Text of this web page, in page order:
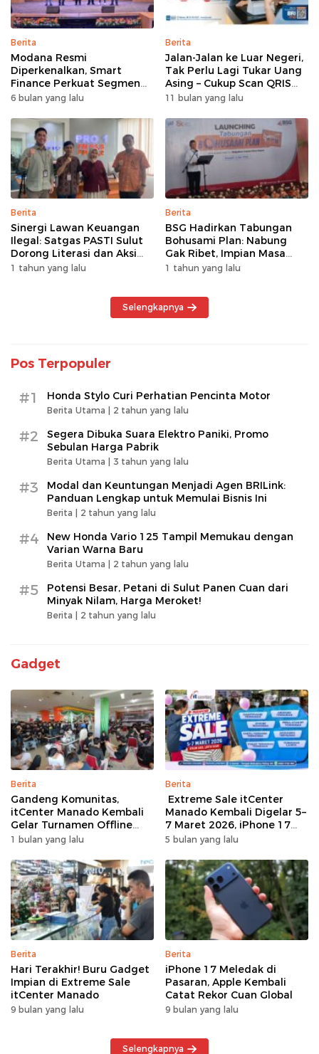
Berita
Modana Resmi
Diperkenalkan, Smart
Finance Perkuat Segmen
Pembiayaan Multiguna
6 bulan yang lalu
Berita
Jalan-Jalan ke Luar Negeri,
Tak Perlu Lagi Tukar Uang
Asing – Cukup Scan QRIS
Pakai BRImo
11 bulan yang lalu
Berita
Sinergi Lawan Keuangan
Ilegal: Satgas PASTI Sulut
Dorong Literasi dan Aksi
Kolektif Masyarakat
1 tahun yang lalu
Berita
BSG Hadirkan Tabungan
Bohusami Plan: Nabung
Gak Ribet, Impian Masa
Depan Makin Dekat!
1 tahun yang lalu
Selengkapnya
Pos Terpopuler
#1 Honda Stylo Curi Perhatian Pencinta Motor
Berita Utama | 2 tahun yang lalu
#2
Segera Dibuka Suara Elektro Paniki, Promo
Sebulan Harga Pabrik
Berita Utama | 3 tahun yang lalu
#3
Modal dan Keuntungan Menjadi Agen BRILink:
Panduan Lengkap untuk Memulai Bisnis Ini
Berita | 2 tahun yang lalu
#4
New Honda Vario 125 Tampil Memukau dengan
Varian Warna Baru
Berita Utama | 2 tahun yang lalu
#5
Potensi Besar, Petani di Sulut Panen Cuan dari
Minyak Nilam, Harga Meroket!
Berita | 2 tahun yang lalu
Gadget
Berita
Gandeng Komunitas,
itCenter Manado Kembali
Gelar Turnamen Offline
Free Fire, 60 Tim Siap
1 bulan yang lalu
Berita
Extreme Sale itCenter
Manado Kembali Digelar 5–
7 Maret 2026, iPhone 17
Pro Max Diskon hingga
5 bulan yang lalu
Berita
Hari Terakhir! Buru Gadget
Impian di Extreme Sale
itCenter Manado
9 bulan yang lalu
Berita
iPhone 17 Meledak di
Pasaran, Apple Kembali
Catat Rekor Cuan Global
9 bulan yang lalu
Selengkapnya